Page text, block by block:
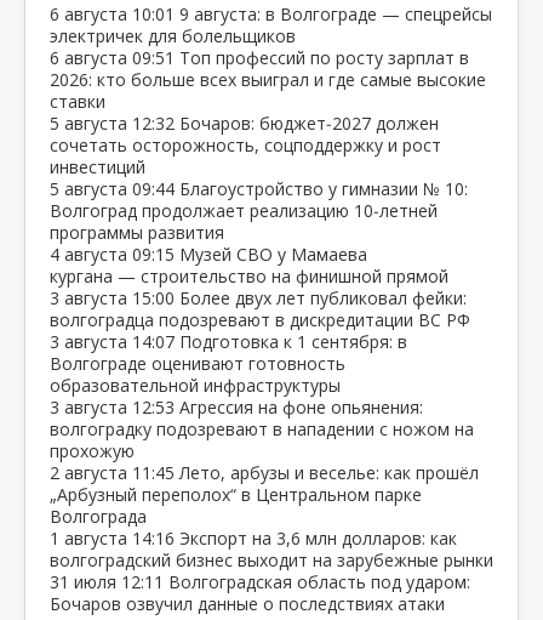
6 августа 10:01 9 августа: в Волгограде — спецрейсы
электричек для болельщиков
6 августа 09:51 Топ профессий по росту зарплат в
2026: кто больше всех выиграл и где самые высокие
ставки
5 августа 12:32 Бочаров: бюджет‑2027 должен
сочетать осторожность, соцподдержку и рост
инвестиций
5 августа 09:44 Благоустройство у гимназии № 10:
Волгоград продолжает реализацию 10‑летней
программы развития
4 августа 09:15 Музей СВО у Мамаева
кургана — строительство на финишной прямой
3 августа 15:00 Более двух лет публиковал фейки:
волгоградца подозревают в дискредитации ВС РФ
3 августа 14:07 Подготовка к 1 сентября: в
Волгограде оценивают готовность
образовательной инфраструктуры
3 августа 12:53 Агрессия на фоне опьянения:
волгоградку подозревают в нападении с ножом на
прохожую
2 августа 11:45 Лето, арбузы и веселье: как прошёл
„Арбузный переполох“ в Центральном парке
Волгограда
1 августа 14:16 Экспорт на 3,6 млн долларов: как
волгоградский бизнес выходит на зарубежные рынки
31 июля 12:11 Волгоградская область под ударом:
Бочаров озвучил данные о последствиях атаки